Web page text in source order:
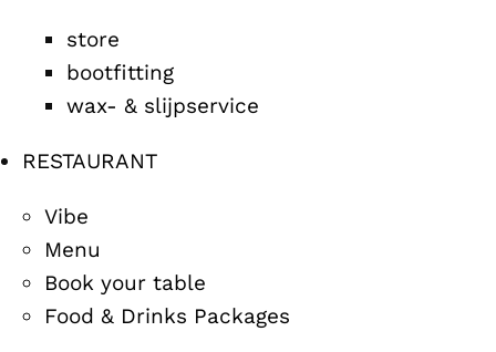
store
bootfitting
wax- & slijpservice
RESTAURANT
Vibe
Menu
Book your table
Food & Drinks Packages